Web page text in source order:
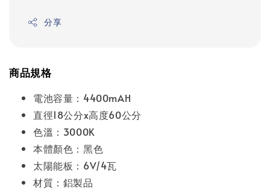
分享
商品規格
電池容量：4400mAH
直徑18公分x高度60公分
色溫：3000K
本體顏色：黑色
太陽能板：6V/4瓦
材質：鋁製品